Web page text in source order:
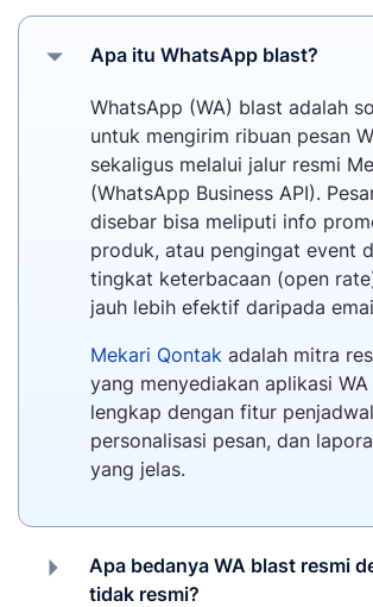
Apa itu WhatsApp blast?
WhatsApp (WA) blast adalah
untuk mengirim ribuan pesan
sekaligus melalui jalur resmi
(WhatsApp Business API).
disebar bisa meliputi info
produk, atau pengingat event
tingkat keterbacaan (open
jauh lebih efektif daripada
Mekari Qontak adalah mitra
yang menyediakan aplikasi
lengkap dengan fitur
personalisasi pesan, dan
yang jelas.
Apa bedanya WA blast resmi
tidak resmi?